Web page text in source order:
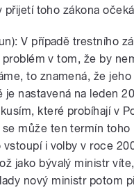
přijetí toho zákona
V případě trestního
v tom, že by
to znamená, že
je nastavená na leden
které probíhají v
může ten termín toho
vstoupí i volby v roce
jako bývalý ministr
nový ministr potom